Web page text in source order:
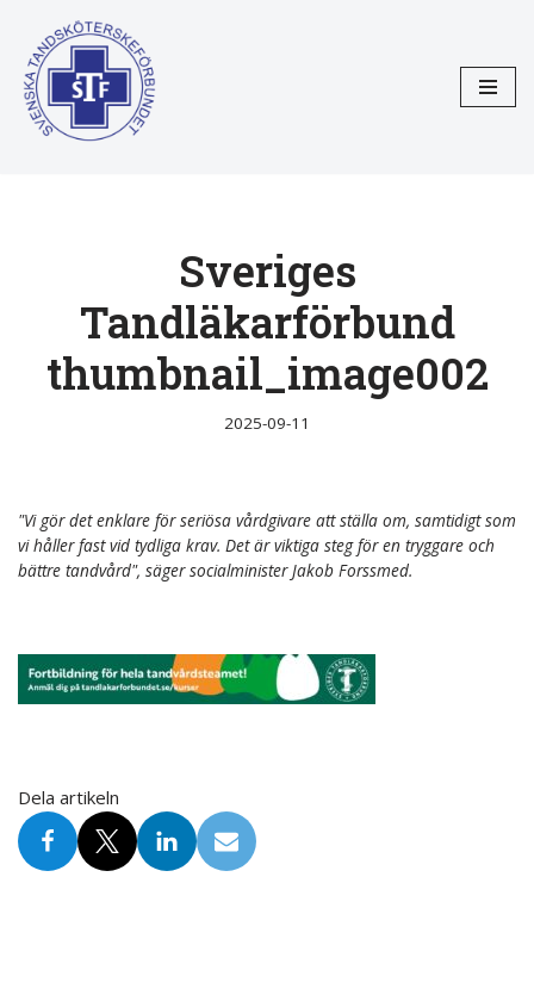
Hoppa
till
innehåll
Sveriges
Tandläkarförbund
thumbnail_image002
2025-09-11
"Vi gör det enklare för seriösa vårdgivare att ställa om, samtidigt som
vi håller fast vid tydliga krav. Det är viktiga steg för en tryggare och
bättre tandvård", säger socialminister Jakob Forssmed.
Dela artikeln